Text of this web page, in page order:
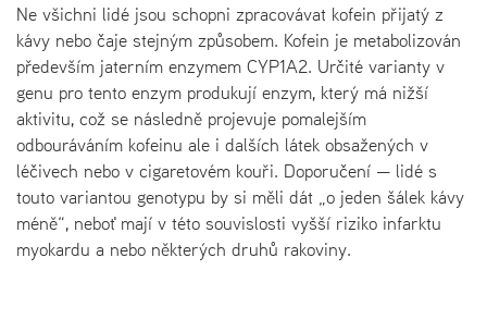
Ne všichni lidé jsou schopni zpracovávat kofein přijatý z
kávy nebo čaje stejným způsobem. Kofein je metabolizován
především jaterním enzymem CYP1A2. Určité varianty v
genu pro tento enzym produkují enzym, který má nižší
aktivitu, což se následně projevuje pomalejším
odbouráváním kofeinu ale i dalších látek obsažených v
léčivech nebo v cigaretovém kouři. Doporučení — lidé s
touto variantou genotypu by si měli dát „o jeden šálek kávy
méně“, neboť mají v této souvislosti vyšší riziko infarktu
myokardu a nebo některých druhů rakoviny.